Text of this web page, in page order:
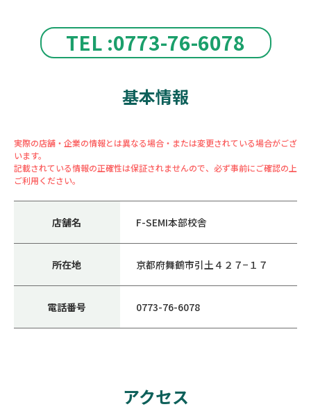
TEL :0773-76-6078
基本情報
実際の店舗・企業の情報とは異なる場合・または変更されている場合がござ
います。
記載されている情報の正確性は保証されませんので、必ず事前にご確認の上
ご利用ください。
店舗名 F-SEMI本部校舎
所在地 京都府舞鶴市引土４２７−１７
電話番号 0773-76-6078
アクセス